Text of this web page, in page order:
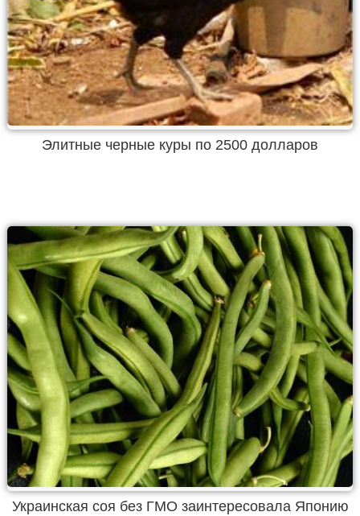
Элитные черные куры по 2500 долларов
Украинская соя без ГМО заинтересовала Японию